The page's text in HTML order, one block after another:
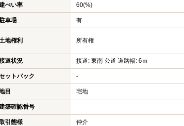
ぺい率 60(%)
車場 有
地権利 所有権
道状況 接道: 東南 公道 道路幅: 6ｍ
ットバック -
目 宅地
築確認番号
引態様 仲介